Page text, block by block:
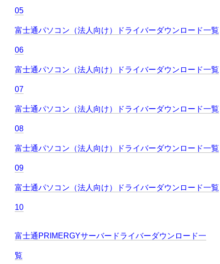
05
富士通パソコン（法人向け）ドライバーダウンロード一覧
06
富士通パソコン（法人向け）ドライバーダウンロード一覧
07
富士通パソコン（法人向け）ドライバーダウンロード一覧
08
富士通パソコン（法人向け）ドライバーダウンロード一覧
09
富士通パソコン（法人向け）ドライバーダウンロード一覧
10
富士通PRIMERGYサーバードライバーダウンロード一
覧